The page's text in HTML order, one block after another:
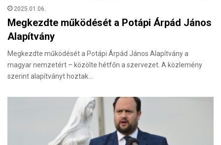
2025.01.06.
Megkezdte működését a Potápi Árpád János
Alapítvány
Megkezdte működését a Potápi Árpád János Alapítvány a
magyar nemzetért – közölte hétfőn a szervezet. A közlemény
szerint alapítványt hoztak…